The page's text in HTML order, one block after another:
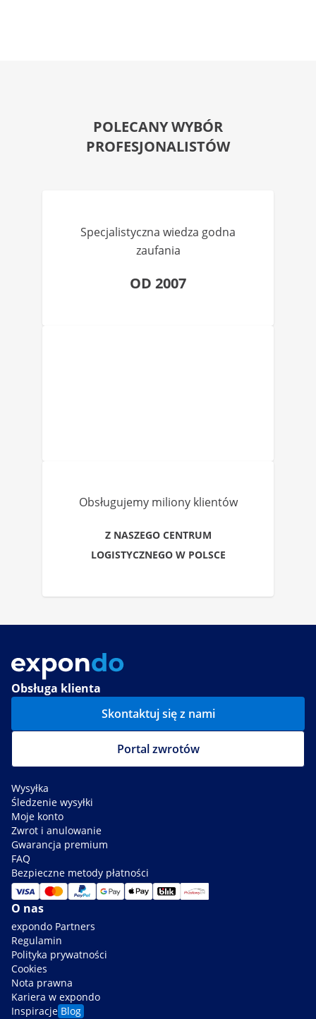
POLECANY WYBÓR
PROFESJONALISTÓW
Specjalistyczna wiedza godna
zaufania
OD 2007
Obsługujemy miliony klientów
Z NASZEGO CENTRUM
LOGISTYCZNEGO W POLSCE
Obsługa klienta
Skontaktuj się z nami
Portal zwrotów
Wysyłka
Śledzenie wysyłki
Moje konto
Zwrot i anulowanie
Gwarancja premium
FAQ
Bezpieczne metody płatności
O nas
expondo Partners
Regulamin
Polityka prywatności
Cookies
Nota prawna
Kariera w expondo
Inspiracje Blog